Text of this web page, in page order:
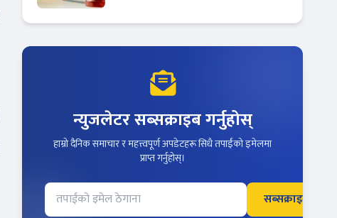
न्युजलेटर सब्सक्राइब गर्नुहोस्
हाम्रो दैनिक समाचार र महत्त्वपूर्ण अपडेटहरू सिधै तपाईंको इमेलमा
प्राप्त गर्नुहोस्।
सब्सक्राइब